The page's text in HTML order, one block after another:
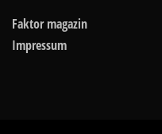
Faktor magazin
Impressum